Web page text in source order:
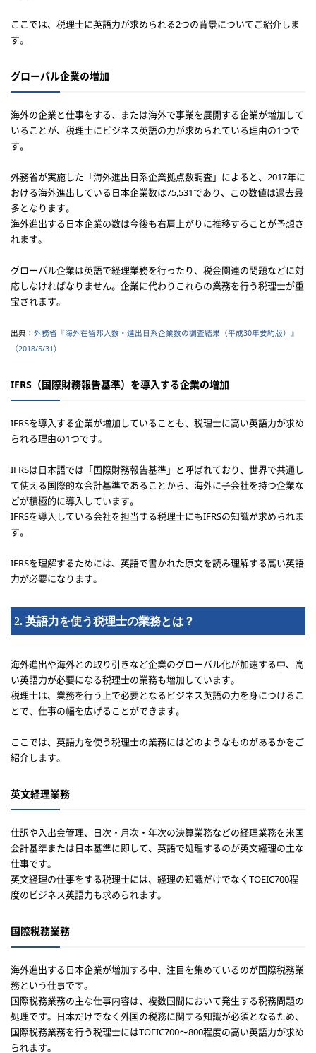
ここでは、税理士に英語力が求められる2つの背景についてご紹介しま
す。
グローバル企業の増加
海外の企業と仕事をする、または海外で事業を展開する企業が増加して
いることが、税理士にビジネス英語の力が求められている理由の1つで
す。
外務省が実施した「海外進出日系企業拠点数調査」によると、2017年に
おける海外進出している日本企業数は75,531であり、この数値は過去最
多となります。
海外進出する日本企業の数は今後も右肩上がりに推移することが予想さ
れます。
グローバル企業は英語で経理業務を行ったり、税金関連の問題などに対
応しなければなりません。企業に代わりこれらの業務を行う税理士が重
宝されます。
出典： 外務省『海外在留邦人数・進出日系企業数の調査結果 （平成30年要約版）』
（2018/5/31）
IFRS（国際財務報告基準）を導入する企業の増加
IFRSを導入する企業が増加していることも、税理士に高い英語力が求め
られる理由の1つです。
IFRSは日本語では「国際財務報告基準」と呼ばれており、世界で共通し
て使える国際的な会計基準であることから、海外に子会社を持つ企業な
どが積極的に導入しています。
IFRSを導入している会社を担当する税理士にもIFRSの知識が求められま
す。
IFRSを理解するためには、英語で書かれた原文を読み理解する高い英語
力が必要になります。
2. 英語力を使う税理士の業務とは？
海外進出や海外との取り引きなど企業のグローバル化が加速する中、高
い英語力が必要になる税理士の業務も増加しています。
税理士は、業務を行う上で必要となるビジネス英語の力を身につけるこ
とで、仕事の幅を広げることができます。
ここでは、英語力を使う税理士の業務にはどのようなものがあるかをご
紹介します。
英文経理業務
仕訳や入出金管理、日次・月次・年次の決算業務などの経理業務を米国
会計基準または日本基準に即して、英語で処理するのが英文経理の主な
仕事です。
英文経理の仕事をする税理士には、経理の知識だけでなくTOEIC700程
度のビジネス英語力も求められます。
国際税務業務
海外進出する日本企業が増加する中、注目を集めているのが国際税務業
務という仕事です。
国際税務業務の主な仕事内容は、複数国間において発生する税務問題の
処理です。 日本だけでなく外国の税務に関する知識が必須となるため、
国際税務業務を行う税理士にはTOEIC700〜800程度の高い英語力が求め
られます。